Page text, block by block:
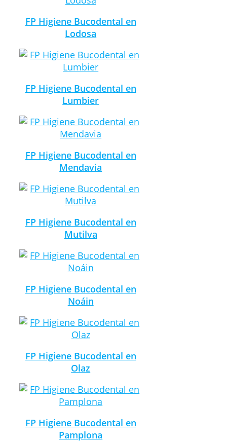
FP Higiene Bucodental en
Lodosa
FP Higiene Bucodental en
Lumbier
FP Higiene Bucodental en
Mendavia
FP Higiene Bucodental en
Mutilva
FP Higiene Bucodental en
Noáin
FP Higiene Bucodental en
Olaz
FP Higiene Bucodental en
Pamplona